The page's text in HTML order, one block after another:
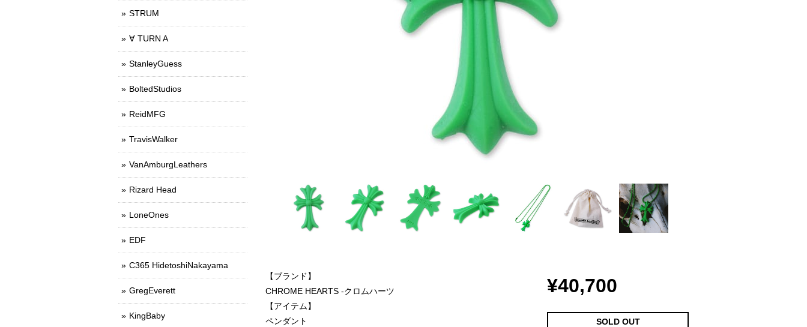
【ブランド】
CHROME HEARTS -クロムハーツ
【アイテム】
ペンダント
¥40,700
SOLD OUT
STRUM
∀ TURN A
StanleyGuess
BoltedStudios
ReidMFG
TravisWalker
VanAmburgLeathers
Rizard Head
LoneOnes
EDF
C365 HidetoshiNakayama
GregEverett
KingBaby